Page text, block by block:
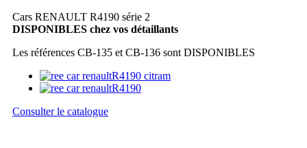
Cars RENAULT R4190 série 2
DISPONIBLES chez vos détaillants
Les références CB-135 et CB-136 sont DISPONIBLES
Consulter le catalogue